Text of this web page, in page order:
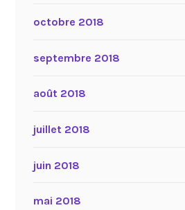
octobre 2018
septembre 2018
août 2018
juillet 2018
juin 2018
mai 2018